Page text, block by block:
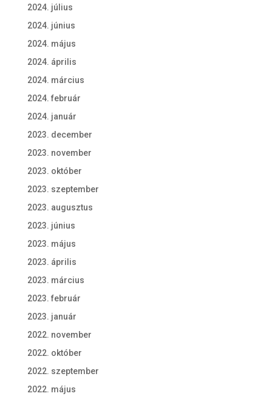
2024. július
2024. június
2024. május
2024. április
2024. március
2024. február
2024. január
2023. december
2023. november
2023. október
2023. szeptember
2023. augusztus
2023. június
2023. május
2023. április
2023. március
2023. február
2023. január
2022. november
2022. október
2022. szeptember
2022. május